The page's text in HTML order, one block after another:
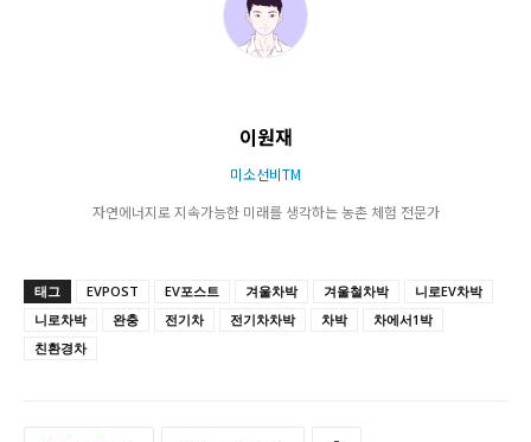
이원재
미소선비TM
자연에너지로 지속가능한 미래를 생각하는 농촌 체험 전문가
태그 EVPOST EV포스트 겨울차박 겨울철차박
니로EV차박
니로차박
완충 전기차 전기차차박 차박
차에서1박
친환경차